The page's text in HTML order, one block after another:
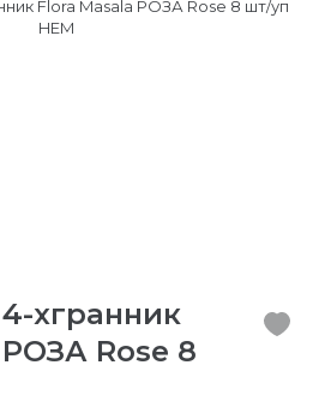
хгранник
Rose 8